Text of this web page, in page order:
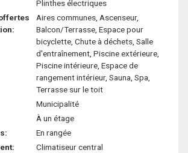
Plinthes électriques
Aires communes, Ascenseur,
Balcon/Terrasse, Espace pour
bicyclette, Chute à déchets, Salle
d'entraînement, Piscine extérieure,
Piscine intérieure, Espace de
rangement intérieur, Sauna, Spa,
Terrasse sur le toit
Municipalité
À un étage
En rangée
Climatiseur central